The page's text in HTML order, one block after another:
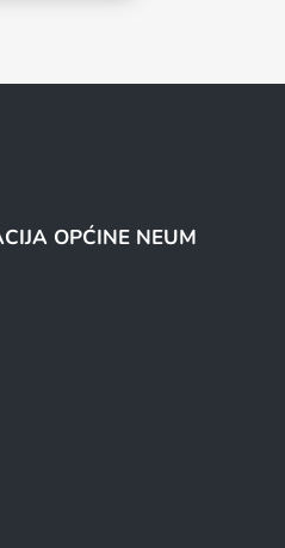
OPĆINE NEUM